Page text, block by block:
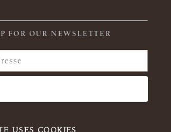
FOR OUR NEWSLETTER